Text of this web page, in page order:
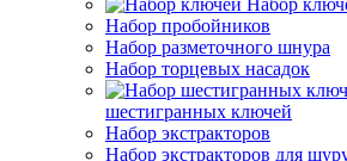
Набор
Набор пробойников
Набор разметочного шнура
Набор торцевых насадок
шестигранных ключей
Набор экстракторов
Набор экстракторов для